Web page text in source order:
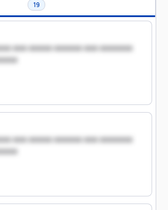
19
xxx xxxxx xxxxxx xxx xxxxxxx
xxx xxxxx xxxxxx xxx xxxxxxx